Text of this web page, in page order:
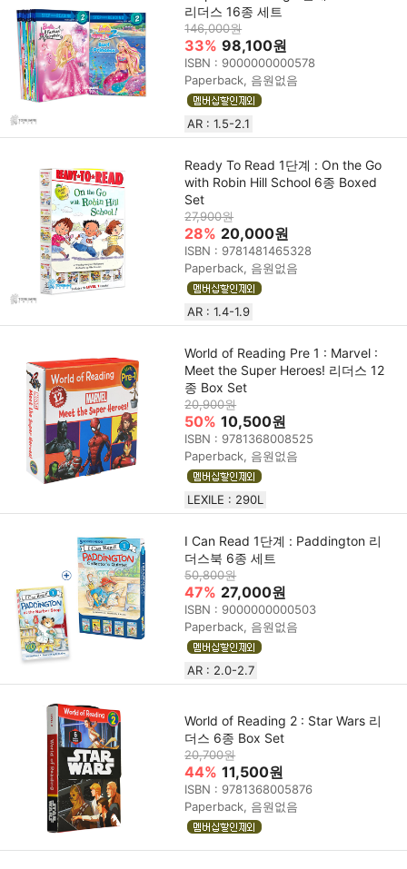
리더스 16종 세트
146,000원
33% 98,100원
ISBN : 9000000000578
Paperback, 음원없음
AR : 1.5-2.1
Ready To Read 1단계 : On the Go
with Robin Hill School 6종 Boxed
Set
27,900원
28% 20,000원
ISBN : 9781481465328
Paperback, 음원없음
AR : 1.4-1.9
World of Reading Pre 1 : Marvel :
Meet the Super Heroes! 리더스 12
종 Box Set
20,900원
50% 10,500원
ISBN : 9781368008525
Paperback, 음원없음
LEXILE : 290L
I Can Read 1단계 : Paddington 리
더스북 6종 세트
50,800원
47% 27,000원
ISBN : 9000000000503
Paperback, 음원없음
AR : 2.0-2.7
World of Reading 2 : Star Wars 리
더스 6종 Box Set
20,700원
44% 11,500원
ISBN : 9781368005876
Paperback, 음원없음